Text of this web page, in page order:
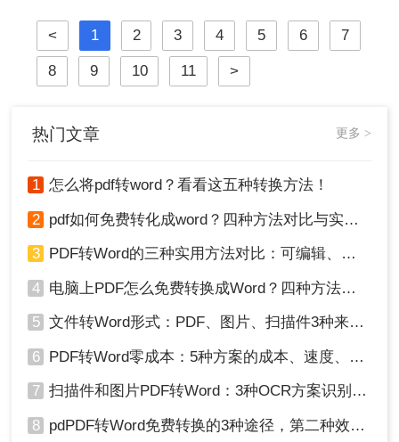
坏、敏感信息泄露……2025年国家网
信办通报多起因在线转换工具导致的
企业核心数据泄露事件！
< 1 2 3 4 5 6 7
8 9 10 11 >
热门文章 更多 >
1 怎么将pdf转word？看看这五种转换方法！
2 pdf如何免费转化成word？四种方法对比与实操指南（附详细表格）
3 PDF转Word的三种实用方法对比：可编辑、保格式、避风险！
4 电脑上PDF怎么免费转换成Word？四种方法对比与实操指南（附详细表格）!
5 文件转Word形式：PDF、图片、扫描件3种来源分别怎么处理！
6 PDF转Word零成本：5种方案的成本、速度、精度对比！
7 扫描件和图片PDF转Word：3种OCR方案识别率实测！
8 pdPDF转Word免费转换的3种途径，第二种效率最高！